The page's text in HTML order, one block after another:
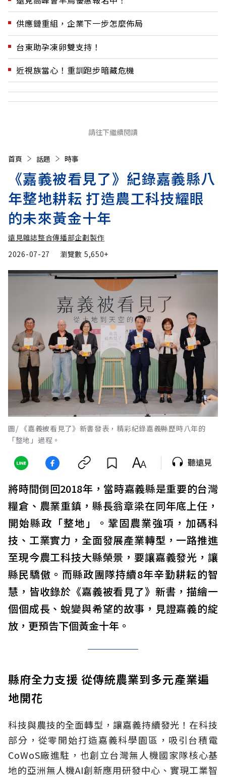
供應鏈重組，企業下一步怎麼佈局
台東助孕凍卵雙支持！
近視族當心！重訓跑步暗藏危機
請往下繼續閱讀
首頁 話題 時事
《嘉義被看見了》紀錄嘉義縣八
年整地耕耘 打造農工科技耀眼
的未來黃金十年
遠見雜誌整合傳播部企劃製作
2026-07-27
瀏覽數 5,650+
圖/ 《嘉義被看見了》新書發表，精彩紀錄嘉義縣歷時八年的
「整地」過程。
聽遠見
將時間倒回2018年，當時嘉義縣是重要的台灣
糧倉、農業重鎮，縣長翁章梁在同年底上任，
開始縣政「整地」。鞏固農業強項，加碼科
技、工業實力，全面發展產業轉型，一路推進
至現今農工科技大縣榮景，要讓嘉義發光，讓
縣民驕傲。而縣政團隊持續8年辛勤耕耘的智
慧，皆收錄於《嘉義被看見了》新書，描繪一
個個成長、蛻變與希望的故事，見證嘉義的綻
放，更預告下個黃金十年。
縣府全力支援 從傳統農業到多元產業遍
地開花
科技與農技的全面轉型，讓嘉義持續發光！在科技
部分，從零開始打造嘉義科學園區，吸引台積電
CoWoS廠進駐，也創立台灣無人機國家隊核心基
地的亞洲無人機AI創新應用研發中心、實現工業智